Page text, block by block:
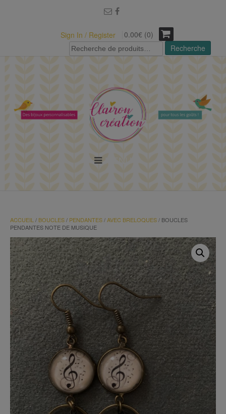
Sign In / Register
0.00€ (0)
Recherche
pour :
Recherche
ACCUEIL / BOUCLES/ PENDANTES/AVEC BRELOQUES/ BOUCLES
PENDANTES NOTE DE MUSIQUE